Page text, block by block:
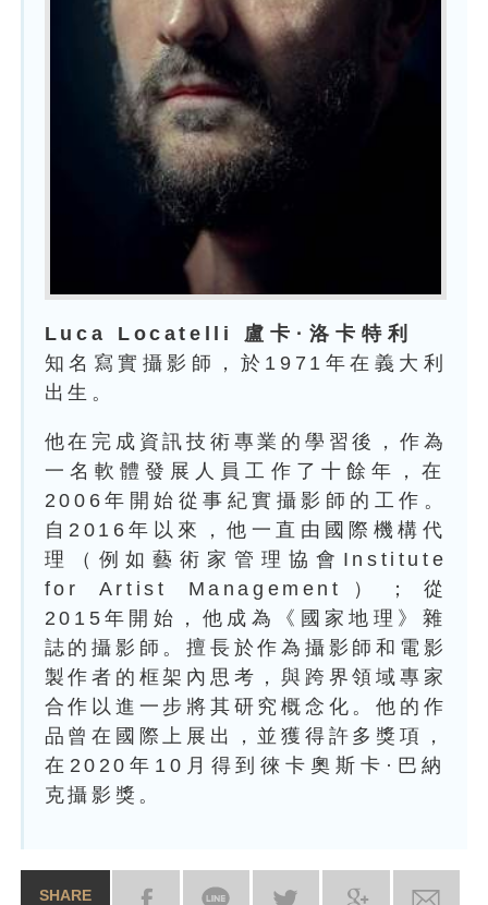
Luca Locatelli 盧卡·洛卡特利
知名寫實攝影師，於1971年在義大利
出生。
他在完成資訊技術專業的學習後，作為
一名軟體發展人員工作了十餘 年，在
2006年開始從事紀實攝影師的工作。
自2016年以來，他一直由國際機構代
理（例如藝術家管理協會Institute
for Artist Management）；從
2015年開始，他成為《國家地理》 雜
誌的攝影師。擅長於作為攝影師和電影
製作者的框架內思考，與跨界領域專家
合作以進一步將其研究概念化。他的作
品曾在國際上展出，並獲得許多獎項，
在2020年10月得到徠卡奧斯卡·巴納
克攝影獎。
SHARE